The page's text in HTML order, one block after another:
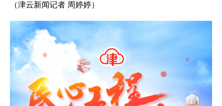
（津云新闻记者 周婷婷）